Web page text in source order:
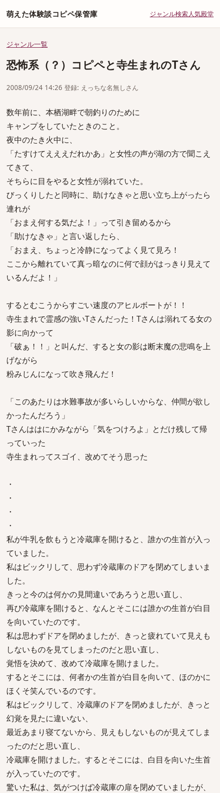
萌えた体験談コピペ保管庫 ジャンル検索人気殿堂
ジャンル一覧
恐怖系（？）コピペと寺生まれのTさん
2008/09/24 14:26 登録: えっちな名無しさん
数年前に、本栖湖畔で朝釣りのために
キャンプをしていたときのこと。
夜中のたき火中に、
「たすけてえええだれかあ」と女性の声が湖の方で聞こえ
てきて、
そちらに目をやると女性が溺れていた。
びっくりしたと同時に、助けなきゃと思い立ち上がったら
連れが
「おまえ何する気だよ！」って引き留めるから
「助けなきゃ」と言い返したら、
「おまえ、ちょっと冷静になってよく見て見ろ！
ここから離れていて真っ暗なのに何で顔がはっきり見えて
いるんだよ！」
するとむこうからすごい速度のアヒルボートが！！
寺生まれで霊感の強いTさんだった！Tさんは溺れてる女の
影に向かって
「破ぁ！！」と叫んだ、すると女の影は断末魔の悲鳴を上
げながら
粉みじんになって吹き飛んだ！
「このあたりは水難事故が多いらしいからな、仲間が欲し
かったんだろう」
Tさんははにかみながら「気をつけろよ」とだけ残して帰
っていった
寺生まれってスゴイ、改めてそう思った
・
・
・
・
私が牛乳を飲もうと冷蔵庫を開けると、誰かの生首が入っ
ていました。
私はビックリして、思わず冷蔵庫のドアを閉めてしまいま
した。
きっと今のは何かの見間違いであろうと思い直し、
再び冷蔵庫を開けると、なんとそこには誰かの生首が白目
を向いていたのです。
私は思わずドアを閉めましたが、きっと疲れていて見えも
しないものを見てしまったのだと思い直し、
覚悟を決めて、改めて冷蔵庫を開けました。
するとそこには、何者かの生首が白目を向いて、ほのかに
ほくそ笑んでいるのです。
私はビックリして、冷蔵庫のドアを閉めましたが、きっと
幻覚を見たに違いない、
最近あまり寝てないから、見えもしないものが見えてしま
ったのだと思い直し、
冷蔵庫を開けました。するとそこには、白目を向いた生首
が入っていたのです。
驚いた私は、気がつけば冷蔵庫の扉を閉めていましたが、